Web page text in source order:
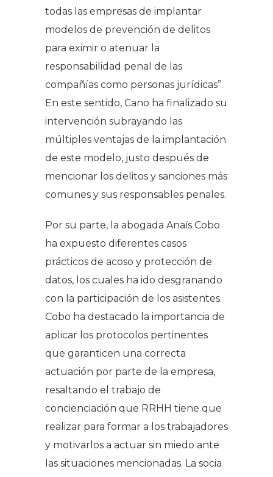
todas las empresas de implantar
modelos de prevención de delitos
para eximir o atenuar la
responsabilidad penal de las
compañías como personas jurídicas”.
En este sentido, Cano ha finalizado su
intervención subrayando las
múltiples ventajas de la implantación
de este modelo, justo después de
mencionar los delitos y sanciones más
comunes y sus responsables penales.
Por su parte, la abogada Anaïs Cobo
ha expuesto diferentes casos
prácticos de acoso y protección de
datos, los cuales ha ido desgranando
con la participación de los asistentes.
Cobo ha destacado la importancia de
aplicar los protocolos pertinentes
que garanticen una correcta
actuación por parte de la empresa,
resaltando el trabajo de
concienciación que RRHH tiene que
realizar para formar a los trabajadores
y motivarlos a actuar sin miedo ante
las situaciones mencionadas. La socia